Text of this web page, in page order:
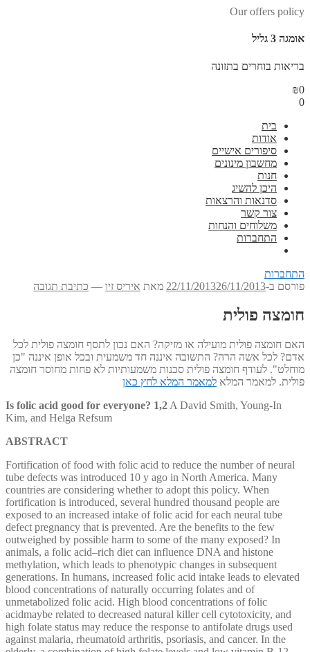
Our offers policy
אומגה 3 גליל
בריאות בוחרים בתזונה
₪0
0
בית
אודות
סיפורים אישיים
מחשבון מינונים
חנות
היכן להשיג
סדנאות והרצאות
צור קשר
משלוחים והנחות
התחברות
התחברות
פורסם ב-
22/11/201326/11/2013 מאת איריס זיו — כתיבת תגובה
חומצה פולית
האם חומצה פולית מועילה או מזיקה? האם נכון לתסף חומצה פולית לכל
אדם? לכל אשה הרה? התשובה איננה חד משמעית ובכל אופן איננה "כן
מוחלט". לעודף חומצה פולית סכנות משמעותיות לא פחות מחוסר חומצה
פולית. למאמר המלא למאמר המלא לחץ כאן
Is folic acid good for everyone? 1,2 A David Smith, Young-In
Kim, and Helga Refsum
ABSTRACT
Fortification of food with folic acid to reduce the number of neural
tube defects was introduced 10 y ago in North America. Many
countries are considering whether to adopt this policy. When
fortification is introduced, several hundred thousand people are
exposed to an increased intake of folic acid for each neural tube
defect pregnancy that is prevented. Are the benefits to the few
outweighed by possible harm to some of the many exposed? In
animals, a folic acid–rich diet can influence DNA and histone
methylation, which leads to phenotypic changes in subsequent
generations. In humans, increased folic acid intake leads to elevated
blood concentrations of naturally occurring folates and of
unmetabolized folic acid. High blood concentrations of folic
acidmaybe related to decreased natural killer cell cytotoxicity, and
high folate status may reduce the response to antifolate drugs used
against malaria, rheumatoid arthritis, psoriasis, and cancer. In the